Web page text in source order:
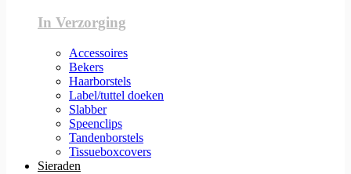
In Verzorging
Accessoires
Bekers
Haarborstels
Label/tuttel doeken
Slabber
Speenclips
Tandenborstels
Tissueboxcovers
Sieraden